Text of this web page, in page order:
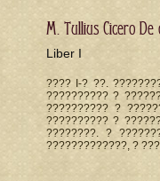
M. Tullius Cicero
Liber I
???? I-? ??.
?????????? ?
?????????? ?
?????????? ?
????????. ?
?????????????, ?